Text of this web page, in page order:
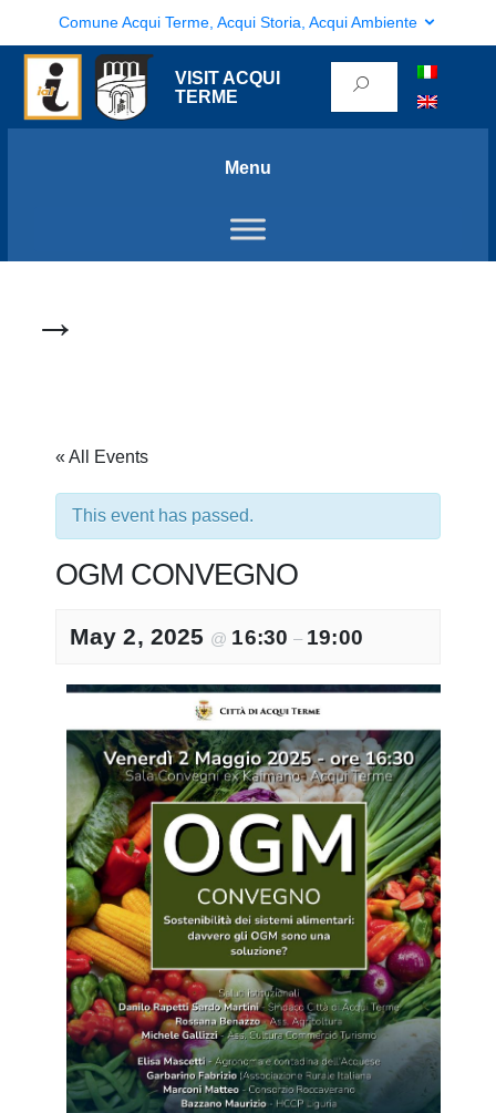
Comune Acqui Terme, Acqui Storia, Acqui Ambiente
VISIT ACQUI
TERME
Menu
→
« All Events
This event has passed.
OGM CONVEGNO
May 2, 2025 @ 16:30– 19:00